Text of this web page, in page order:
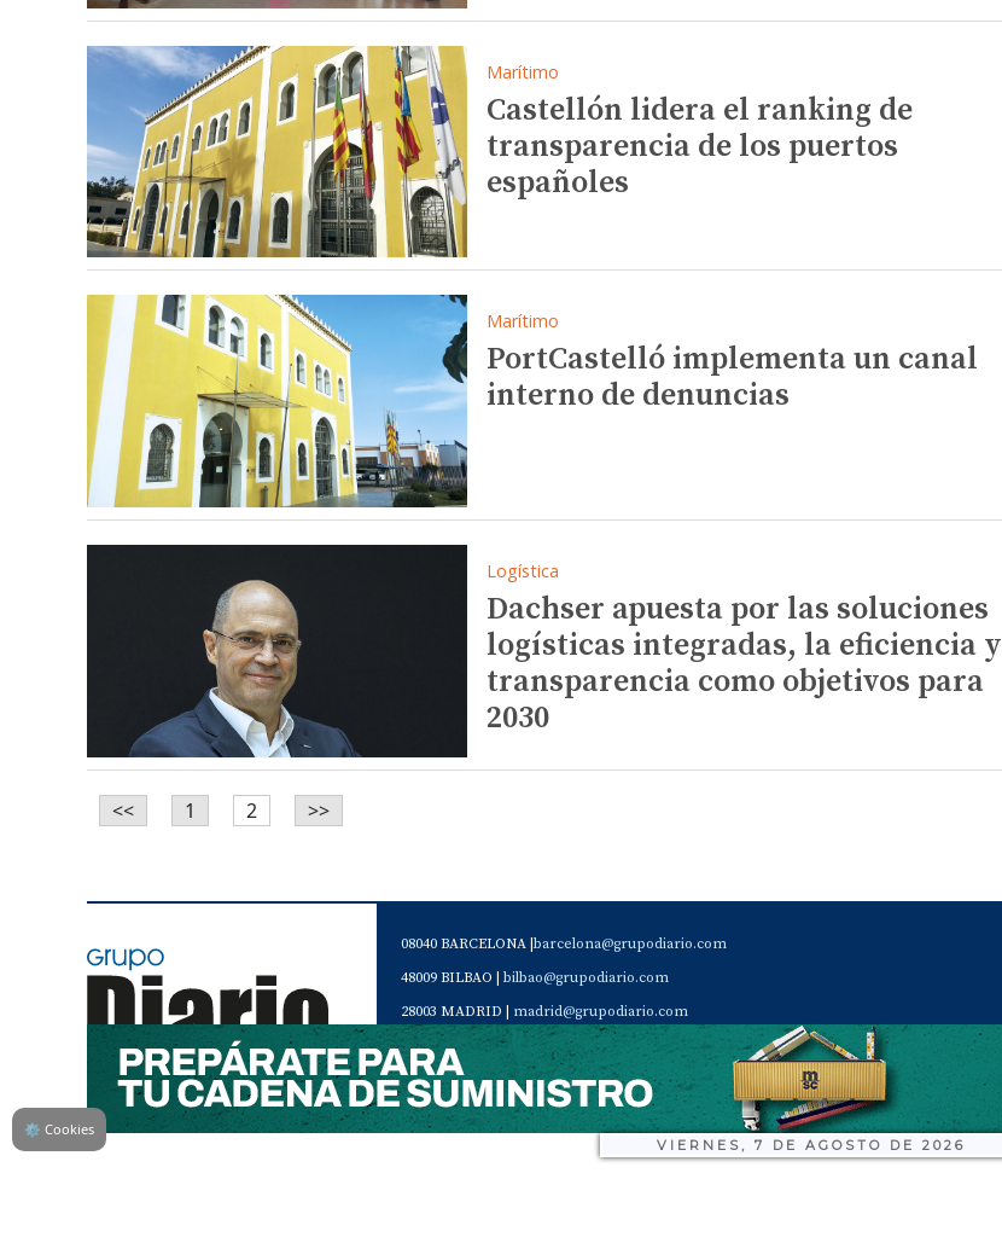
VIERNES, 7 DE AGOSTO DE 2026
Marítimo
Castellón lidera el ranking de
transparencia de los puertos
españoles
Marítimo
PortCastelló implementa un canal
interno de denuncias
Logística
Dachser apuesta por las soluciones
logísticas integradas, la eficiencia y
transparencia como objetivos para
2030
<< 1 2 >>
08040 BARCELONA | barcelona@grupodiario.com
48009 BILBAO | bilbao@grupodiario.com
28003 MADRID | madrid@grupodiario.com
46120 Alboraya. VALENCIA |
valencia@grupodiario.com
Servicio de Atención al Socio Suscriptor | sas@grupodiario.com
Teléfono de contacto de Diario del Puerto: 96 330 18 32
⚙ Cookies